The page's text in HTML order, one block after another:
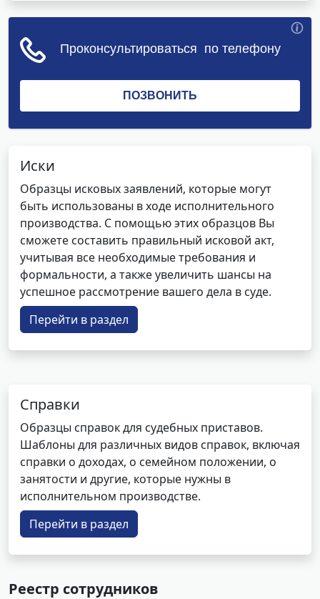
Иски
Образцы исковых заявлений, которые могут
быть использованы в ходе исполнительного
производства. С помощью этих образцов Вы
сможете составить правильный исковой акт,
учитывая все необходимые требования и
формальности, а также увеличить шансы на
успешное рассмотрение вашего дела в суде.
Перейти в раздел
Справки
Образцы справок для судебных приставов.
Шаблоны для различных видов справок, включая
справки о доходах, о семейном положении, о
занятости и другие, которые нужны в
исполнительном производстве.
Перейти в раздел
Реестр сотрудников